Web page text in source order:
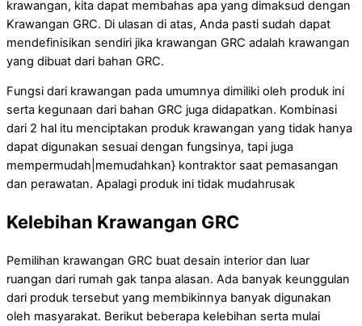
krawangan, kita dapat membahas apa yang dimaksud dengan
Krawangan GRC. Di ulasan di atas, Anda pasti sudah dapat
mendefinisikan sendiri jika krawangan GRC adalah krawangan
yang dibuat dari bahan GRC.
Fungsi dari krawangan pada umumnya dimiliki oleh produk ini
serta kegunaan dari bahan GRC juga didapatkan. Kombinasi
dari 2 hal itu menciptakan produk krawangan yang tidak hanya
dapat digunakan sesuai dengan fungsinya, tapi juga
mempermudah|memudahkan} kontraktor saat pemasangan
dan perawatan. Apalagi produk ini tidak mudahrusak
Kelebihan Krawangan GRC
Pemilihan krawangan GRC buat desain interior dan luar
ruangan dari rumah gak tanpa alasan. Ada banyak keunggulan
dari produk tersebut yang membikinnya banyak digunakan
oleh masyarakat. Berikut beberapa kelebihan serta mulai